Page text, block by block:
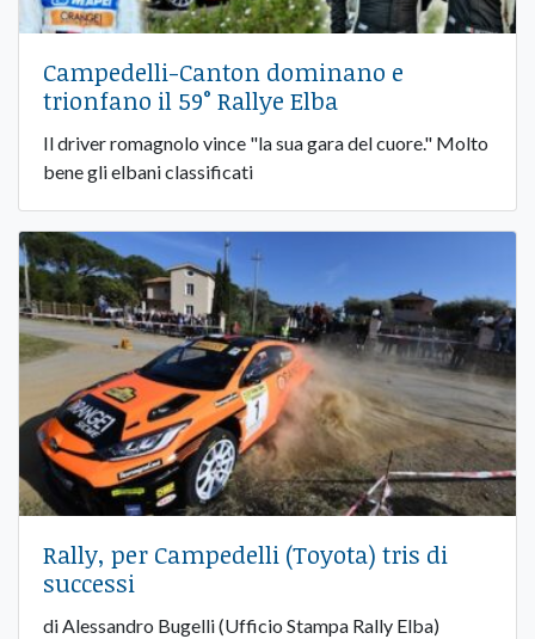
Campedelli-Canton dominano e
trionfano il 59° Rallye Elba
Il driver romagnolo vince "la sua gara del cuore." Molto
bene gli elbani classificati
Rally, per Campedelli (Toyota) tris di
successi
di Alessandro Bugelli (Ufficio Stampa Rally Elba)